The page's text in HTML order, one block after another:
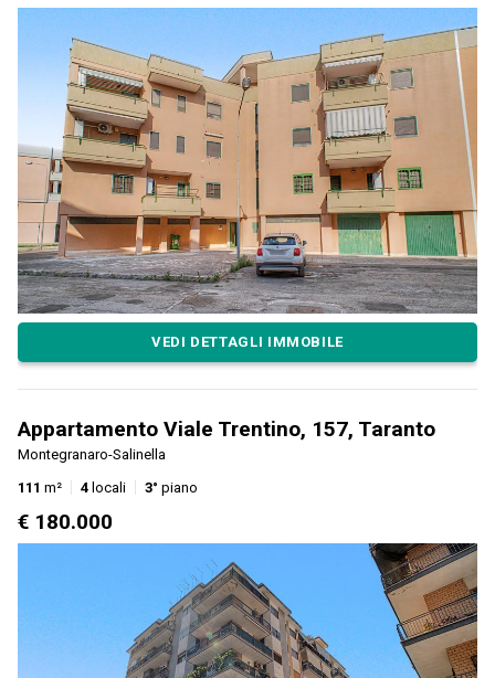
VEDI DETTAGLI IMMOBILE
Appartamento Viale Trentino, 157, Taranto
Montegranaro-Salinella
111 m² 4 locali 3° piano
€ 180.000